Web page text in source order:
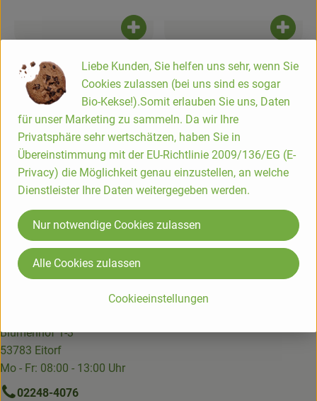
, Preis:
3,69 € / 150 g
Mandel-Schmelz
, Herkunft:
, Referenzpreis:
24,60 €/ 1kg
Produkt zum Warenkorb hinzufügen
, Preis:
3,39 €/ 165 g
Zwiebel-Schmelz
, Herkunft:
DV , Referenzpreis:
22,60 € / 1kg
Die Hofkiste
Bio-Lieferservice seit über 25 Jahren.
Wir liefern Bio-Lebensmittel | Biokisten, Ökokisten und
Gemüsekisten im Rhein-Sieg-Kreis, Rhein-Mosel-Region,
Rheinisch-Bergischer-Kreis, rund um Bonn, Köln & Leverkusen
sowie ins Oberbergische Land, den Westerwald, ins Siegerland
und südliche Sauerland.
Kundenbetreuung Hofkiste
Blumenhof 1-3
53783 Eitorf
Mo - Fr: 08:00 - 13:00 Uhr
02248-4076
Liebe Kunden, Sie helfen uns sehr, wenn Sie
Cookies zulassen (bei uns sind es sogar
Bio-Kekse!).Somit erlauben Sie uns, Daten
für unser Marketing zu sammeln. Da wir Ihre
Privatsphäre sehr wertschätzen, haben Sie in
Übereinstimmung mit der EU-Richtlinie 2009/136/EG (E-
Privacy) die Möglichkeit genau einzustellen, an welche
Dienstleister Ihre Daten weitergegeben werden.
Cookieeinstellungen
Nur notwendige Cookies zulassen
Alle Cookies zulassen